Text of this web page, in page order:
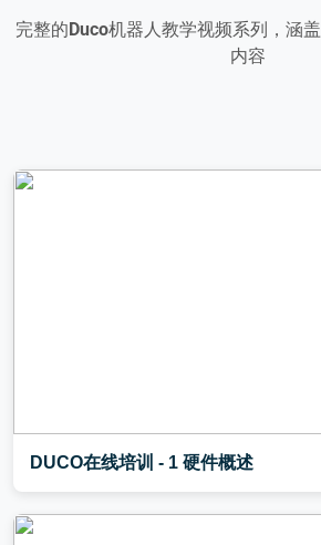
完整的Duco机器人教学视频系列，涵
内容
DUCO在线培训 - 1 硬件概述